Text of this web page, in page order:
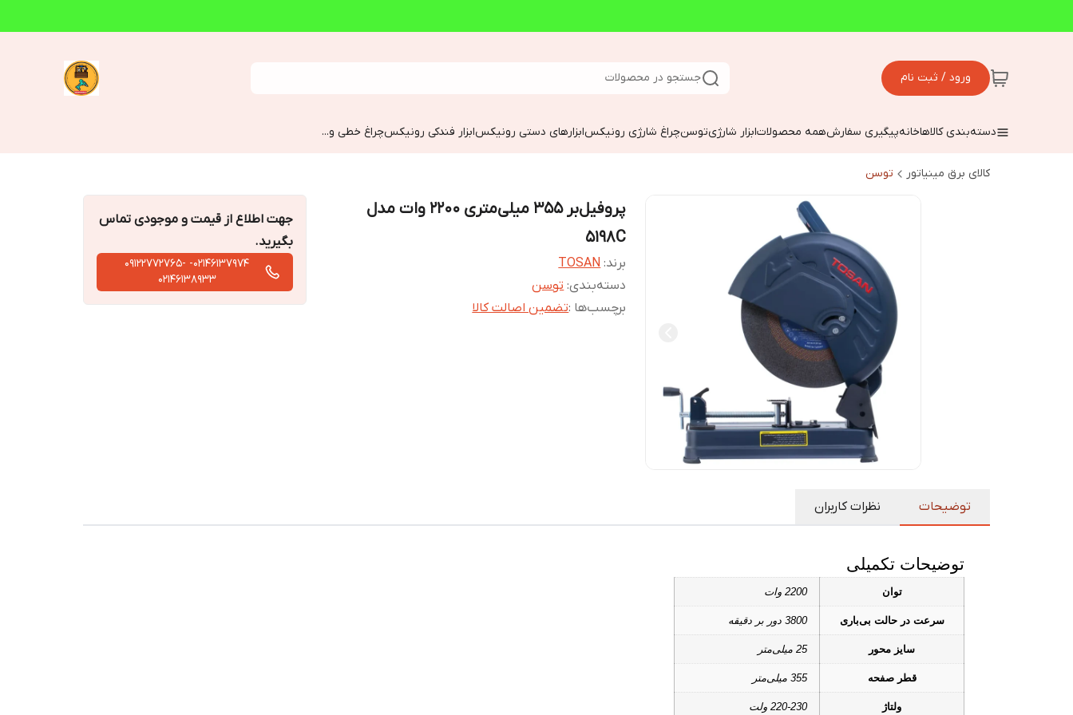
ورود / ثبت نام جستجو در محصولات
دسته‌بندی کالاهاخانهپیگیری سفارشهمه محصولاتابزار شارژیتوسنچراغ شارژی رونیکسابزارهای دستی رونیکسابزار فندکی رونیکسچراغ خطی و...
کالای برق مینیاتور توسن
پروفیل‌بر 355 میلی‌متری 2200 وات مدل
5198C
برند: TOSAN
دسته‌بندی:توسن
برچسب‌ها :تضمین اصالت کالا
جهت اطلاع از قیمت و موجودی تماس
بگیرید.
02146137974- 09122772765-
02146138933
توضیحات نظرات کاربران
توضیحات تکمیلی
توان 2200 وات
سرعت در حالت بی‌باری 3800 دور بر دقیقه
سایز محور 25 میلی‌متر
قطر صفحه 355 میلی‌متر
ولتاژ 220-230 ولت